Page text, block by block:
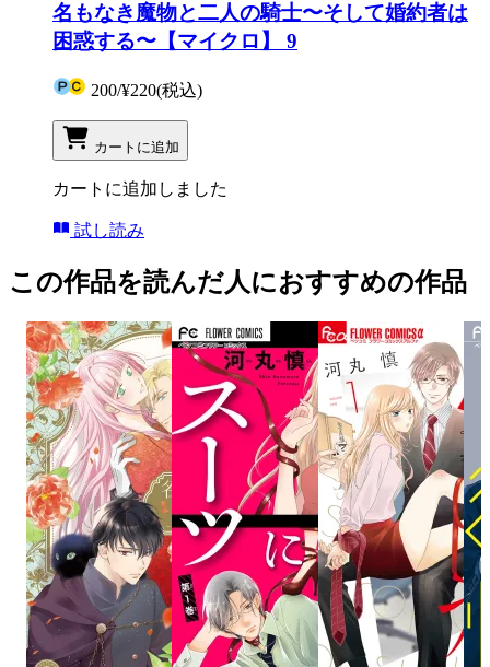
名もなき魔物と二人の騎士〜そして婚約者は
困惑する〜【マイクロ】 9
200/¥220(税込)
カートに追加
カートに追加しました
試し読み
この作品を読んだ人におすすめの作品